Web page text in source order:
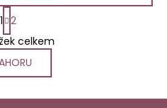
O
v
l
á
d
S
t
r
á
n
k
1 2
celkem